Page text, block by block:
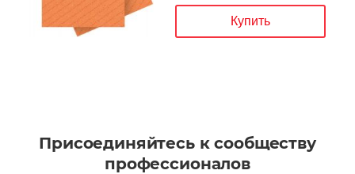
Купить
Присоединяйтесь к сообществу
профессионалов